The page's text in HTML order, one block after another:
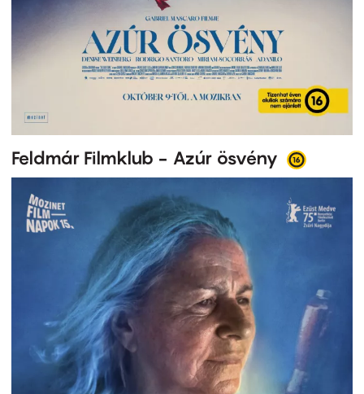
Feldmár Filmklub - Azúr ösvény